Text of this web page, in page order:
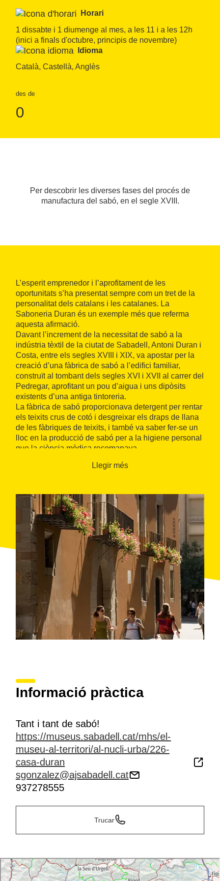
Horari
1 dissabte i 1 diumenge al mes, a les 11 i a les 12h
(inici a finals d'octubre, principis de novembre)
Idioma
Català, Castellà, Anglès
des de
0
Per descobrir les diverses fases del procés de
manufactura del sabó, en el segle XVIII.
L’esperit emprenedor i l’aprofitament de les
oportunitats s’ha presentat sempre com un tret de la
personalitat dels catalans i les catalanes. La
Saboneria Duran és un exemple més que referma
aquesta afirmació.
Davant l’increment de la necessitat de sabó a la
indústria tèxtil de la ciutat de Sabadell, Antoni Duran i
Costa, entre els segles XVIII i XIX, va apostar per la
creació d’una fàbrica de sabó a l’edifici familiar,
construït al tombant dels segles XVI i XVII al carrer del
Pedregar, aprofitant un pou d’aigua i uns dipòsits
existents d’una antiga tintoreria.
La fàbrica de sabó proporcionava detergent per rentar
els teixits crus de cotó i desgreixar els draps de llana
de les fàbriques de teixits, i també va saber fer-se un
lloc en la producció de sabó per a la higiene personal
que la ciència mèdica recomanava.
reconèixer els espais que hostatjaven les diverses
pastilles de sabó.
Llegir més
Informació pràctica
Tant i tant de sabó!
https://museus.sabadell.cat/mhs/el-
museu-al-territori/al-nucli-urba/226-
casa-duran
sgonzalez@ajsabadell.cat
937278555
Trucar